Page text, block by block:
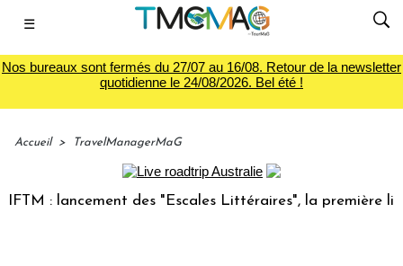
☰
Nos bureaux sont fermés du 27/07 au 16/08. Retour de la newsletter
quotidienne le 24/08/2026. Bel été !
Accueil > TravelManagerMaG
: lancement des "Escales Littéraires", la première